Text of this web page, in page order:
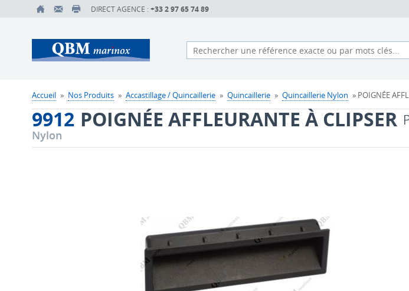
DIRECT AGENCE : +33 2 97 65 74 89
Accueil » Nos Produits » Accastillage / Quincaillerie » Quincaillerie » Quincaillerie Nylon » POIGNÉE
9912 POIGNÉE AFFLEURANTE À CLIPSER
Nylon